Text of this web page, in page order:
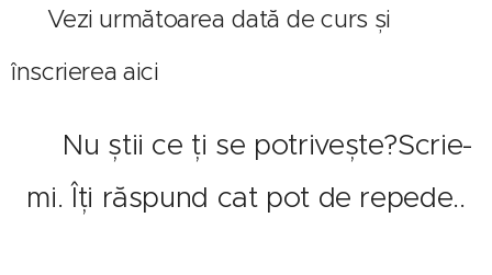
🔗 Vezi următoarea dată de curs și
înscrierea aici
✨ Nu știi ce ți se potrivește?Scrie-
mi. Îți răspund cat pot de repede..